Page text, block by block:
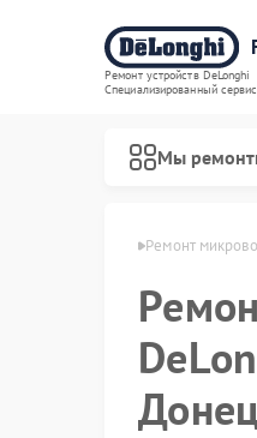
Ремонт устройств DeLonghi
Специализированный
Мы
в Донецке Ремонт